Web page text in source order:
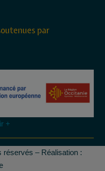
par
+
réservés – Réalisation :